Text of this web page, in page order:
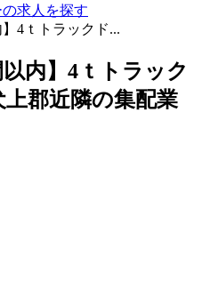
求人を探す
4ｔトラックド...
以内】4ｔトラック
上郡近隣の集配業